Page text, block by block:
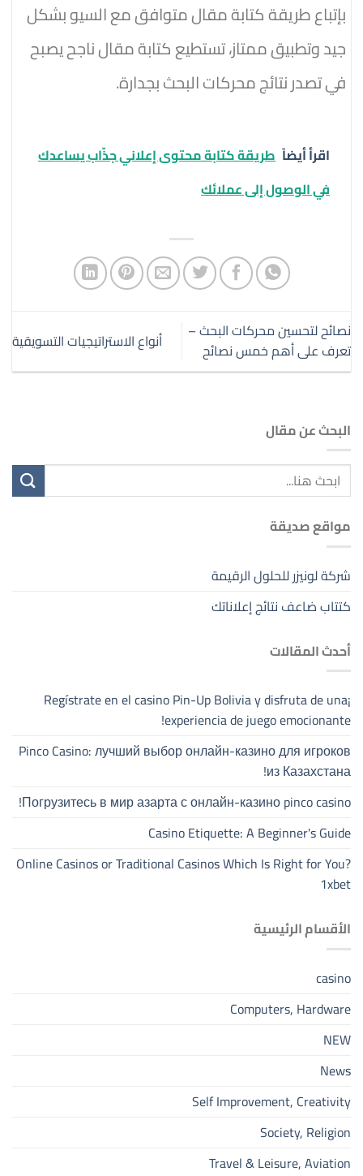
بإتباع طريقة كتابة مقال متوافق مع السيو بشكل
جيد وتطبيق ممتاز، تستطيع كتابة مقال ناجح يصبح
في تصدر نتائج محركات البحث بجدارة.
اقرأ أيضاً طريقة كتابة محتوى إعلاني جذّاب يساعدك
في الوصول إلى عملائك
نصائح لتحسين محركات البحث –
تعرف على أهم خمس نصائح
أنواع الاستراتيجيات التسويقية
البحث عن مقال
مواقع صديقة
شركة لونيزر للحلول الرقيمة
كتتاب ضاعف نتائج إعلاناتك
أحدث المقالات
¡Regístrate en el casino Pin-Up Bolivia y disfruta de una
experiencia de juego emocionante!
Pinco Casino: лучший выбор онлайн-казино для игроков
из Казахстана!
Погрузитесь в мир азарта с онлайн-казино pinco casino!
Casino Etiquette: A Beginner's Guide
Online Casinos or Traditional Casinos Which Is Right for You?
1xbet
الأقسام الرئيسية
casino
Computers, Hardware
NEW
News
Self Improvement, Creativity
Society, Religion
Travel & Leisure, Aviation